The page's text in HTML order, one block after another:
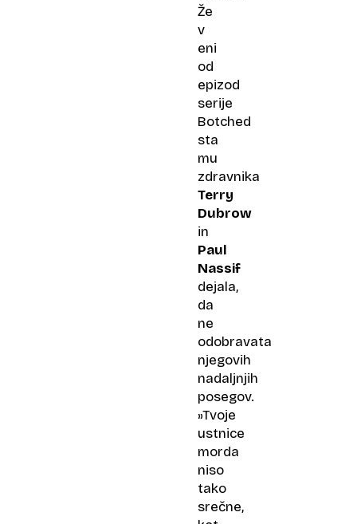
Že
v
eni
od
epizod
serije
Botched
sta
mu
zdravnika
Terry
Dubrow
in
Paul
Nassif
dejala,
da
ne
odobravata
njegovih
nadaljnjih
posegov.
»Tvoje
ustnice
morda
niso
tako
srečne,